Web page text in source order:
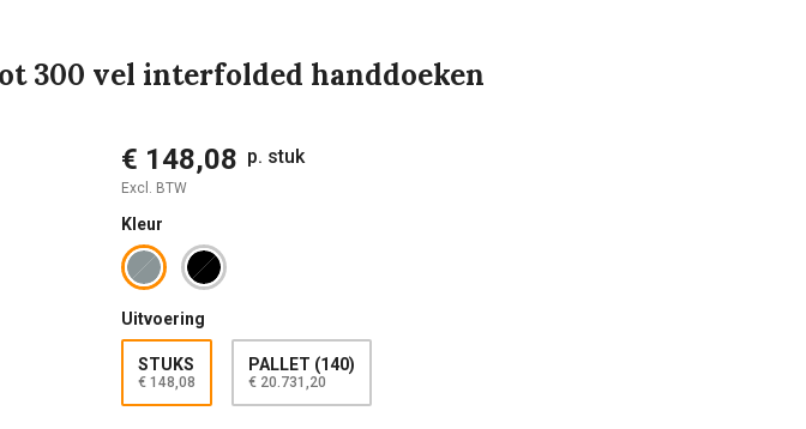
300 vel interfolded handdoeken
€ 148,08 p. stuk
Excl. BTW
Kleur
Uitvoering
STUKS
€ 148,08
PALLET (140)
€ 20.731,20